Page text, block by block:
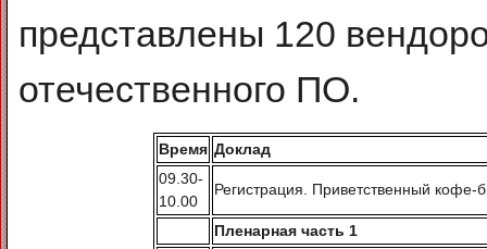
представлены 120
отечественного ПО.
Время Доклад
09.30-
10.00
Регистрация. Приветственный кофе-
Пленарная часть 1